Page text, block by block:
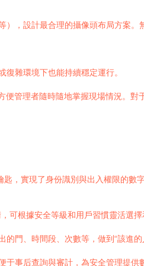
，設計最合理的攝像頭布局方案
雜環境下也能持續穩定運行。
管理者隨時隨地掌握現場情況。
，實現了身份識別與出入權限的數
可根據安全等級和用戶習慣靈活選
門、時間段、次數等，做到“該進
事后查詢與審計，為安全管理提供